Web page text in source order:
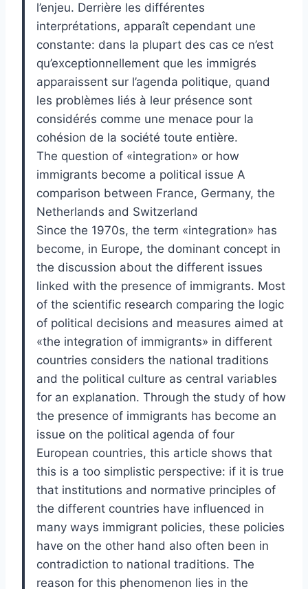
l’enjeu. Derrière les différentes
interprétations, apparaît cependant une
constante: dans la plupart des cas ce n’est
qu’exceptionnellement que les immigrés
apparaissent sur l’agenda politique, quand
les problèmes liés à leur présence sont
considérés comme une menace pour la
cohésion de la société toute entière.
The question of «integration» or how
immigrants become a political issue A
comparison between France, Germany, the
Netherlands and Switzerland
Since the 1970s, the term «integration» has
become, in Europe, the dominant concept in
the discussion about the different issues
linked with the presence of immigrants. Most
of the scientific research comparing the logic
of political decisions and measures aimed at
«the integration of immigrants» in different
countries considers the national traditions
and the political culture as central variables
for an explanation. Through the study of how
the presence of immigrants has become an
issue on the political agenda of four
European countries, this article shows that
this is a too simplistic perspective: if it is true
that institutions and normative principles of
the different countries have influenced in
many ways immigrant policies, these policies
have on the other hand also often been in
contradiction to national traditions. The
reason for this phenomenon lies in the